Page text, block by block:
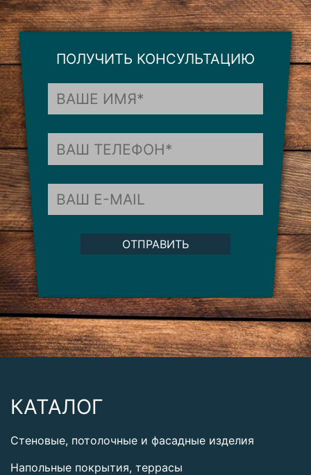
ПОЛУЧИТЬ КОНСУЛЬТАЦИЮ
ОТПРАВИТЬ
КАТАЛОГ
Стеновые, потолочные и фасадные изделия
Напольные покрытия, террасы